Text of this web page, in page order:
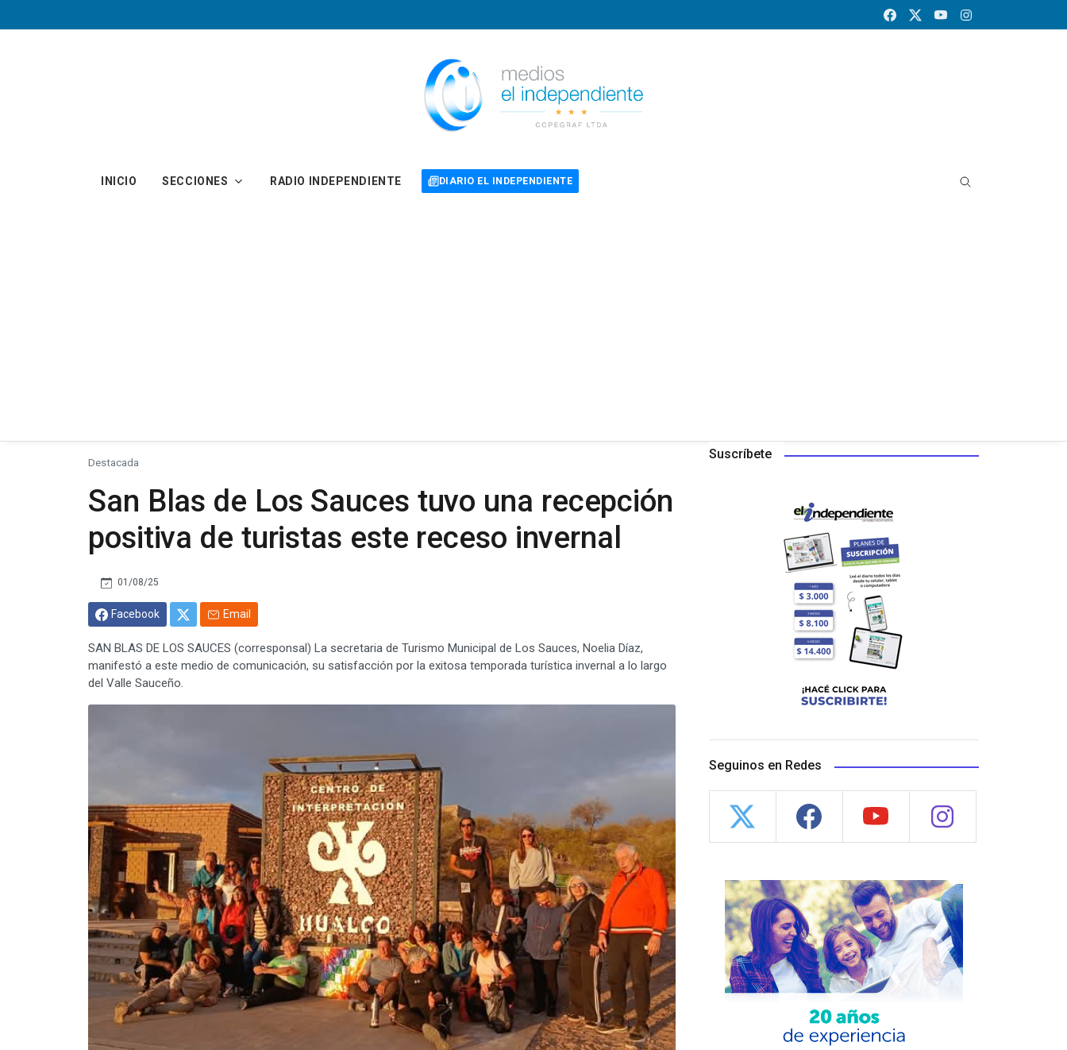
INICIO SECCIONES RADIO INDEPENDIENTE DIARIO EL INDEPENDIENTE
Destacada
San Blas de Los Sauces tuvo una recepción
positiva de turistas este receso invernal
01/08/25
Facebook Email
SAN BLAS DE LOS SAUCES (corresponsal) La secretaria de Turismo Municipal de Los Sauces, Noelia Díaz,
manifestó a este medio de comunicación, su satisfacción por la exitosa temporada turística invernal a lo largo
del Valle Sauceño.
Suscríbete
Seguinos en Redes